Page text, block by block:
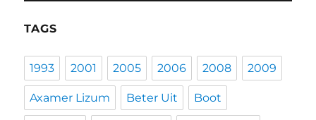
TAGS
1993 2001 2005 2006 2008 2009
Axamer Lizum Beter Uit Boot